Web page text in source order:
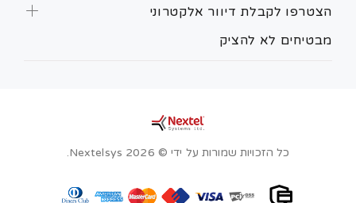
הצטרפו לקבלת דיוור אלקטרוני
מבטיחים לא להציק
כל הזכויות שמורות על ידי © Nextelsys 2026.